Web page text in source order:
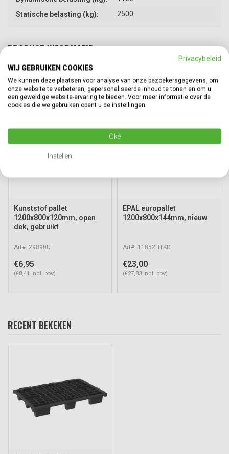
Statische belasting (kg):
2500
PRODUCT INFORMATIE
GERELATEERDE PRODUCTEN
Top
Kunststof pallet
1200x800x120mm, open
dek, gebruikt
Art#: 29890U
€6,95
(€8,41 Incl. btw)
EPAL europallet
1200x800x144mm, nieuw
Art#: 11852HTKD
€23,00
(€27,83 Incl. btw)
RECENT BEKEKEN
Privacybeleid
WIJ GEBRUIKEN COOKIES
We kunnen deze plaatsen voor analyse van onze bezoekersgegevens, om
onze website te verbeteren, gepersonaliseerde inhoud te tonen en om u
een geweldige website-ervaring te bieden. Voor meer informatie over de
cookies die we gebruiken opent u de instellingen.
Oké
Instellen